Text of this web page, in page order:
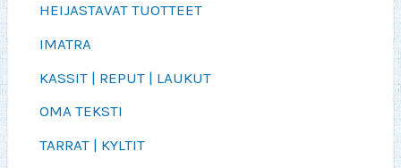
HEIJASTAVAT TUOTTEET
IMATRA
KASSIT | REPUT | LAUKUT
OMA TEKSTI
TARRAT | KYLTIT